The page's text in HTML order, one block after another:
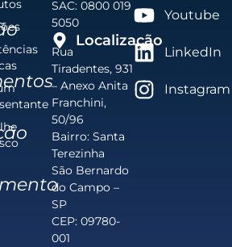
Localização
Rua
Tiradentes, 931
– Anexo Anita
Franchini,
50/96
Bairro: Santa
Terezinha
São Bernardo
do Campo –
SP
CEP: 09780-
001
SAC: 0800 019
5050
Youtube
LinkedIn
Instagram